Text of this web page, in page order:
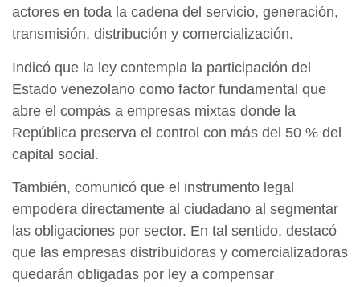
actores en toda la cadena del servicio, generación,
transmisión, distribución y comercialización.
​Indicó que la ley contempla la participación del
Estado venezolano como factor fundamental que
abre el compás a empresas mixtas donde la
República preserva el control con más del 50 % del
capital social.
También, comunicó que el instrumento legal
empodera directamente al ciudadano al segmentar
las obligaciones por sector. En tal sentido, destacó
que las empresas distribuidoras y comercializadoras
quedarán obligadas por ley a compensar